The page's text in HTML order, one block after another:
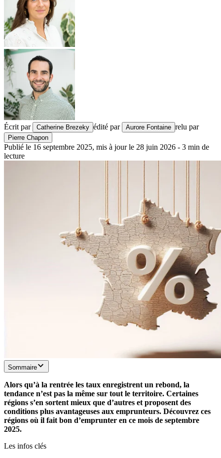
Écrit par Catherine Brezeky édité par Aurore Fontaine relu par
Pierre Chapon
Publié le 16 septembre 2025, mis à jour le 28 juin 2026 - 3 min de
lecture
Sommaire
Alors qu’à la rentrée les taux enregistrent un rebond, la
tendance n’est pas la même sur tout le territoire. Certaines
régions s’en sortent mieux que d’autres et proposent des
conditions plus avantageuses aux emprunteurs. Découvrez ces
régions où il fait bon d’emprunter en ce mois de septembre
2025.
Les infos clés